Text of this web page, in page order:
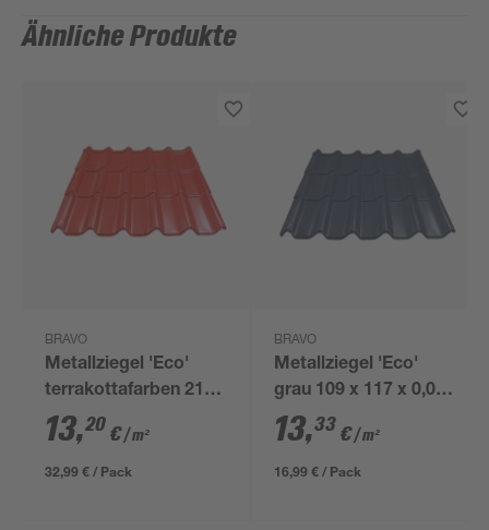
Ähnliche Produkte
BRAVO
Metallziegel 'Eco'
terrakottafarben 214
x 117 x 0,04 cm
13,20 €/ m²
32,99 € / Pack
BRAVO
Metallziegel 'Eco'
grau 109 x 117 x 0,04
cm
13,33 €/ m²
16,99 € / Pack